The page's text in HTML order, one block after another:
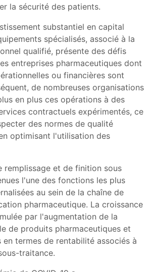
la sécurité des patients.
substantiel en capital
spécialisés, associé à la
qualifié, présente des défis
entreprises pharmaceutiques dont
ou financières sont
de nombreuses organisations
en plus ces opérations à des
contractuels expérimentés, ce
des normes de qualité
optimisant l'utilisation des
remplissage et de finition sous
l'une des fonctions les plus
au sein de la chaîne de
pharmaceutique. La croissance
par l'augmentation de la
de produits pharmaceutiques et
en termes de rentabilité associés à
traitance.